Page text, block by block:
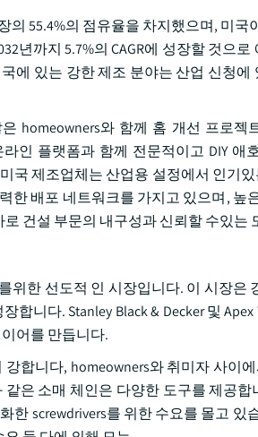
의 55.4%의 점유율을 차지했으며, 미
년까지 5.7%의 CAGR에 성장할 것으
에 있는 강한 제조 분야는 산업 신청에
homeowners와 함께 홈 개선 프로
인 플랫폼과 함께 전문적이고 DIY
국 제조업체는 산업용 설정에서 인기
한 배포 네트워크를 가지고 있으며,
건설 부문의 내구성과 신뢰할 수있는
위한 선도적 인 시장입니다. 이 시장은
합니다. Stanley Black & Decker 및
어를 만듭니다.
합니다, homeowners와 취미자 사이
은 소매 체인은 다양한 도구를 제공
한 screwdrivers를 위한 수요를 몰고